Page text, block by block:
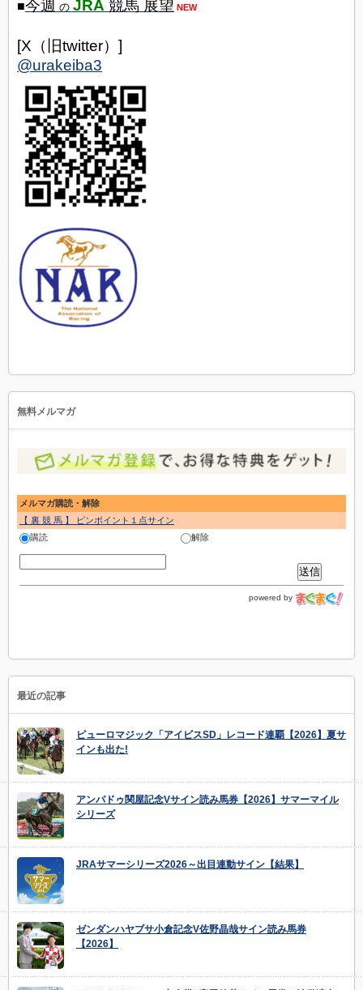
■今週 の JRA 競馬 展望 NEW
[X（旧twitter）]
@urakeiba3
無料メルマガ
メルマガ購読・解除
【 裏 競 馬 】 ピンポイント１点サイン
購読
解除
powered by
最近の記事
ピューロマジック「アイビスSD」レコード連覇【2026】夏サ
インも出た!
アンパドゥ関屋記念Vサイン読み馬券【2026】サマーマイル
シリーズ
JRAサマーシリーズ2026～出目連動サイン【結果】
ゼンダンハヤブサ小倉記念V佐野晶哉サイン読み馬券
【2026】